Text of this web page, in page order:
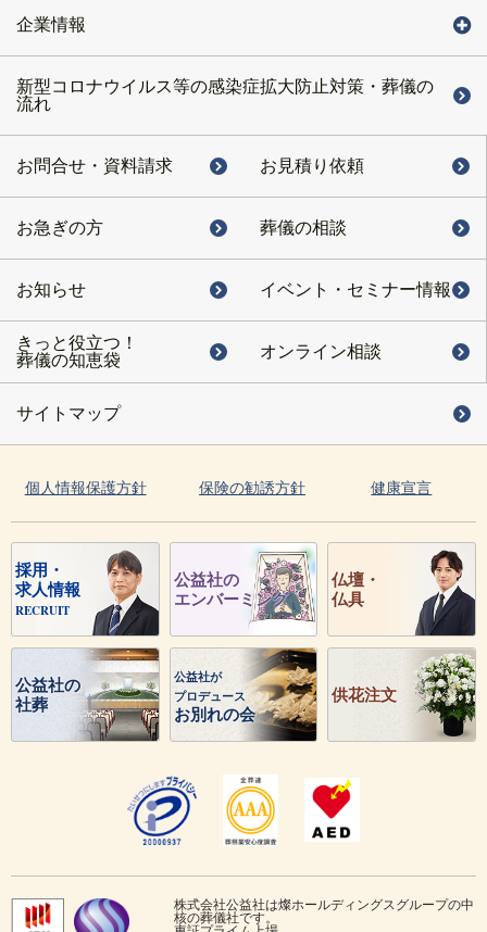
企業情報
新型コロナウイルス等の感染症拡大防止対策・葬儀の
流れ
お問合せ・ 資料請求 お見積り依頼
お急ぎの方 葬儀の相談
お知らせ イベント・ セミナー情報
きっと役立つ！
葬儀の知恵袋
オンライン相談
サイトマップ
個人情報保護方針 保険の勧誘方針 健康宣言
採用・
求人情報
RECRUIT
公益社の
エンバーミング
仏壇・
仏具
公益社の
社葬
公益社が
プロデュース
お別れの会
供花注文
株式会社公益社は燦ホールディングスグループの中
核の葬儀社です。